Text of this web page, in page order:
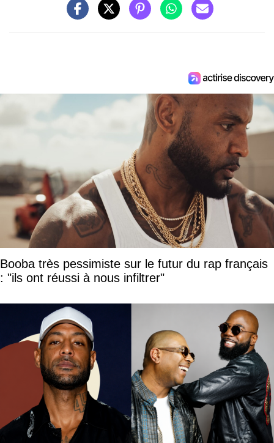
Booba très pessimiste sur le futur du rap français
: "ils ont réussi à nous infiltrer"